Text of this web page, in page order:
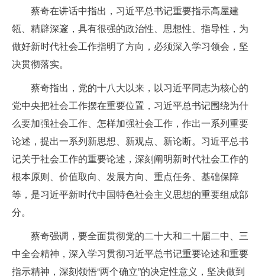
蔡奇在讲话中指出，习近平总书记重要指示高屋建
瓴、精辟深邃，具有很强的政治性、思想性、指导性，为
做好新时代社会工作指明了方向，必须深入学习领会，坚
决贯彻落实。
蔡奇指出，党的十八大以来，以习近平同志为核心的
党中央把社会工作摆在重要位置，习近平总书记围绕为什
么要加强社会工作、怎样加强社会工作，作出一系列重要
论述，提出一系列新思想、新观点、新论断。习近平总书
记关于社会工作的重要论述，深刻阐明新时代社会工作的
根本原则、价值取向、发展方向、重点任务、基础保障
等，是习近平新时代中国特色社会主义思想的重要组成部
分。
蔡奇强调，要全面贯彻党的二十大和二十届二中、三
中全会精神，深入学习贯彻习近平总书记重要论述和重要
指示精神，深刻领悟“两个确立”的决定性意义，坚决做到